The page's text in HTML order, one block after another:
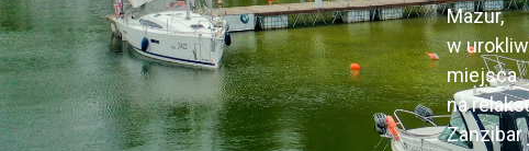
Mazur,
w
miejsca
na
Zanzibar